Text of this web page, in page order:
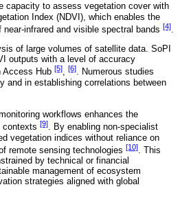
to assess vegetation cover with
Index (NDVI), which enables the
infrared and visible spectral bands [4].
of large volumes of satellite data. SoPI
outputs with a level of accuracy
Access Hub [5], [6]. Numerous studies
and in establishing correlations between
workflows enhances the
contexts [9]. By enabling non-specialist
vegetation indices without reliance on
remote sensing technologies [10]. This
by technical or financial
management of ecosystem
strategies aligned with global